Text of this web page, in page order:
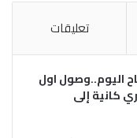
تعليقات
اليوم..وصول اول
كانية إلى